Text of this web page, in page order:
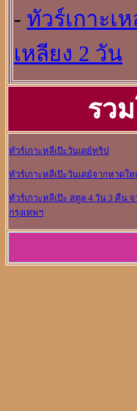
- ทัวร์เกาะเ
เหลียง 2 วัน
รว
ทัวร์เกาะหลีเป๊ะวันเดย์ทริป
ทัวร์เกาะหลีเป๊ะวันเดย์จากหาดใ
ทัวร์เกาะหลีเป๊ะ สตูล 4 วัน 3 คืน จ
กรุงเทพฯ